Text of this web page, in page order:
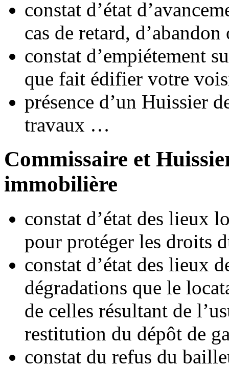
constat d’état
cas de retard,
constat d’empiétement
que fait édifier votre
présence d’un Huissier
travaux …
Commissaire et
immobilière
constat d’état des lieux
pour protéger les droits
constat d’état des lieux
dégradations que le
de celles résultant de
restitution du dépôt de
constat du refus du